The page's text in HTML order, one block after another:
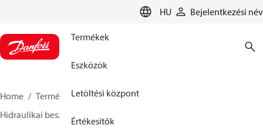
HU Bejelentkezési név
Termékek
Eszközök
Letöltési központ
Értékesítők
Home Termékek
Climate Solution Fűtés
Hidraulikai beszabályozás és szabályozás